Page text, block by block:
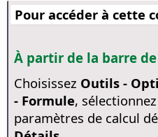
Pour accéder à cette
À partir de la barre
Choisissez Outils -
- Formule, sélectionnez
paramètres de calcul